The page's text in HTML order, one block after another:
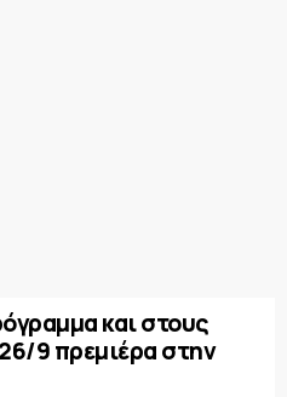
και στους
9 πρεμιέρα στην